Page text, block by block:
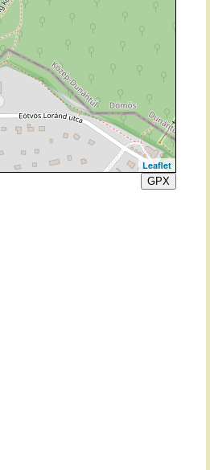
Leaflet
GPX